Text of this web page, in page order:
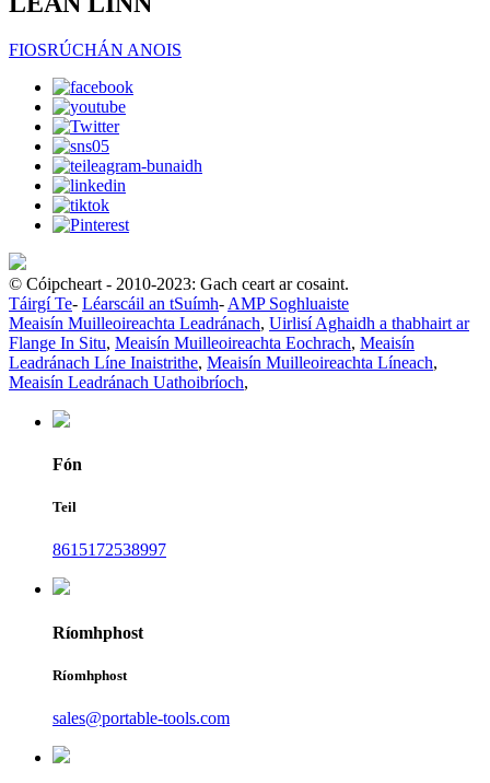
FIOSRÚCHÁN ANOIS
© Cóipcheart - 2010-2023: Gach ceart ar cosaint.
Táirgí Te- Léarscáil an tSuímh- AMP Soghluaiste
Meaisín Muilleoireachta Leadránach, Uirlisí Aghaidh a thabhairt ar
Flange In Situ, Meaisín Muilleoireachta Eochrach, Meaisín
Leadránach Líne Inaistrithe, Meaisín Muilleoireachta Líneach,
Meaisín Leadránach Uathoibríoch,
Fón
Teil
8615172538997
Ríomhphost
Ríomhphost
sales@portable-tools.com